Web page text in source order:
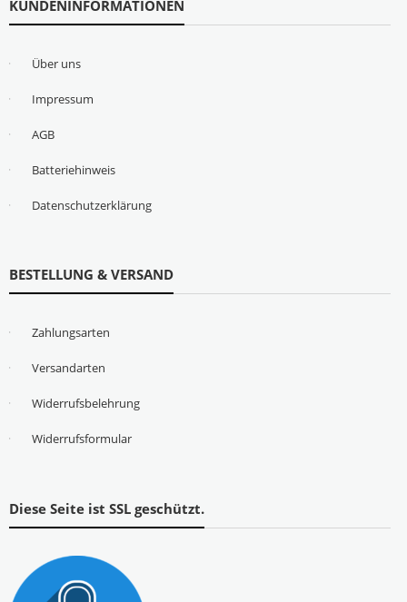
KUNDENINFORMATIONEN
Über uns
Impressum
AGB
Batteriehinweis
Datenschutzerklärung
BESTELLUNG & VERSAND
Zahlungsarten
Versandarten
Widerrufsbelehrung
Widerrufsformular
Diese Seite ist SSL geschützt.